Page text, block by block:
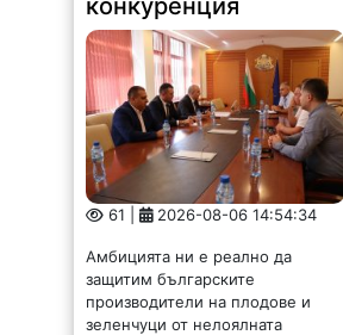
конкуренция
61 | 2026-08-06 14:54:34
Амбицията ни е реално да
защитим българските
производители на плодове и
зеленчуци от нелоялната